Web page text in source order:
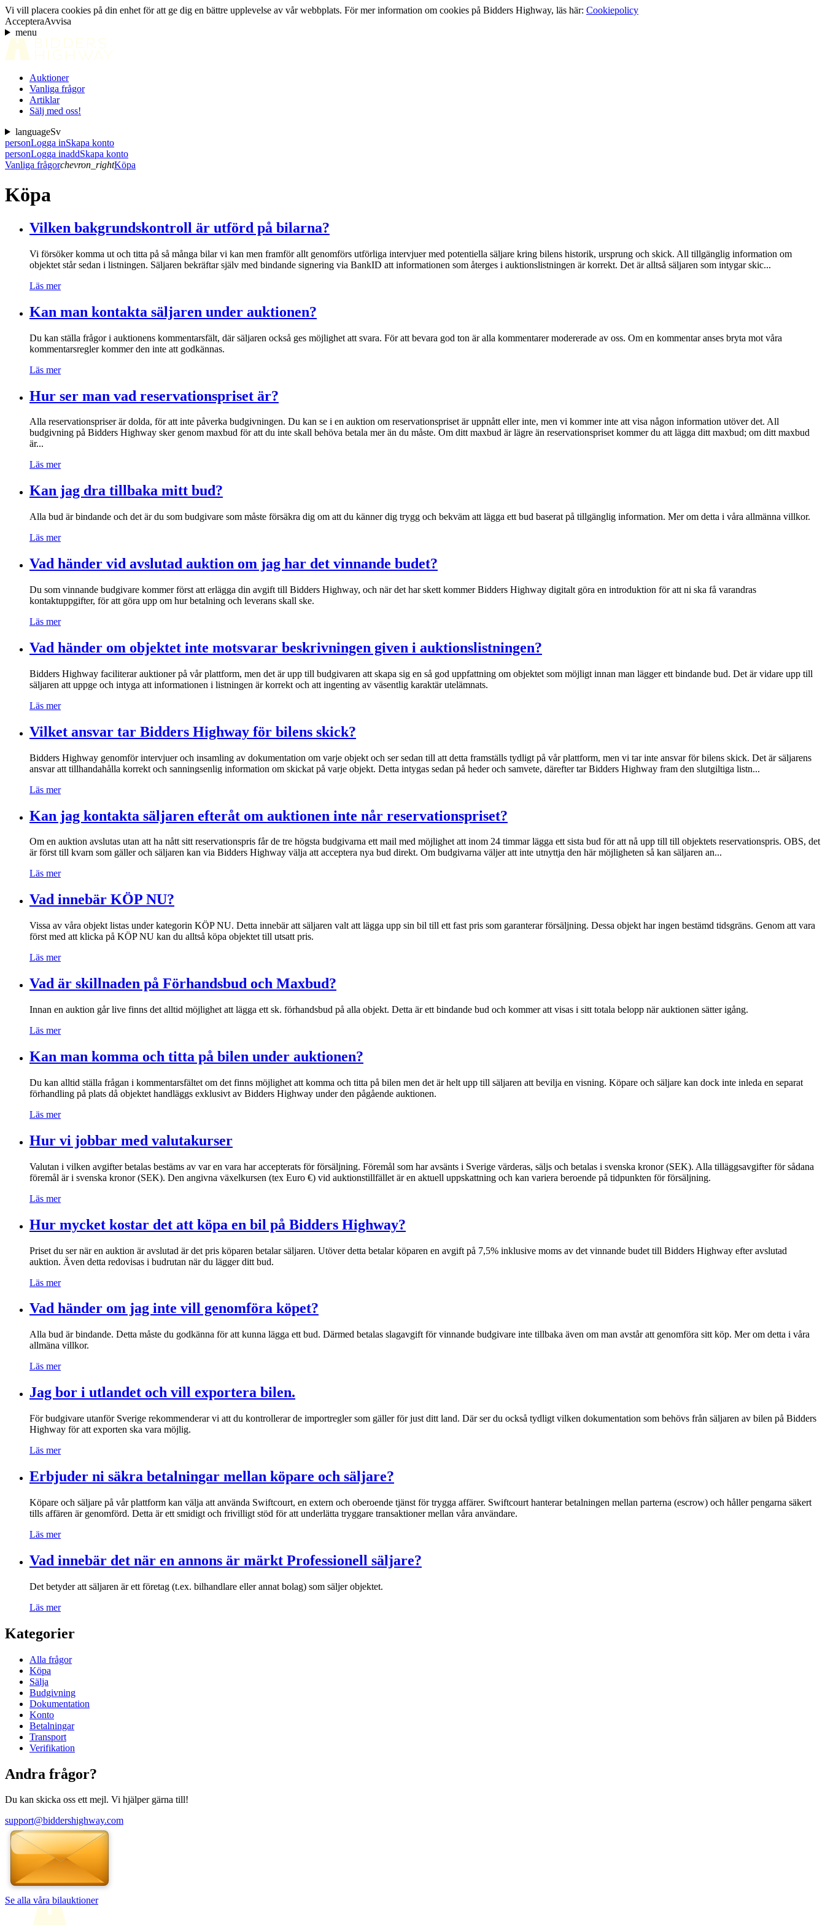
Vi vill placera cookies på din enhet för att ge dig en bättre upplevelse av vår webbplats. För mer information om cookies på Bidders Highway, läs här: Cookiepolicy
AccepteraAvvisa
menu
Auktioner
Vanliga frågor
Artiklar
Sälj med oss!
languageSv
personLogga inSkapa konto
personLogga inaddSkapa konto
Vanliga frågorchevron_rightKöpa
Köpa
Vilken bakgrundskontroll är utförd på bilarna?
Vi försöker komma ut och titta på så många bilar vi kan men framför allt genomförs utförliga intervjuer med potentiella säljare kring bilens historik, ursprung och skick. All tillgänglig information om
objektet står sedan i listningen. Säljaren bekräftar själv med bindande signering via BankID att informationen som återges i auktionslistningen är korrekt. Det är alltså säljaren som intygar skic...
Läs mer
Kan man kontakta säljaren under auktionen?
Du kan ställa frågor i auktionens kommentarsfält, där säljaren också ges möjlighet att svara. För att bevara god ton är alla kommentarer modererade av oss. Om en kommentar anses bryta mot våra
kommentarsregler kommer den inte att godkännas.
Läs mer
Hur ser man vad reservationspriset är?
Alla reservationspriser är dolda, för att inte påverka budgivningen. Du kan se i en auktion om reservationspriset är uppnått eller inte, men vi kommer inte att visa någon information utöver det. All
budgivning på Bidders Highway sker genom maxbud för att du inte skall behöva betala mer än du måste. Om ditt maxbud är lägre än reservationspriset kommer du att lägga ditt maxbud; om ditt maxbud
är...
Läs mer
Kan jag dra tillbaka mitt bud?
Alla bud är bindande och det är du som budgivare som måste försäkra dig om att du känner dig trygg och bekväm att lägga ett bud baserat på tillgänglig information. Mer om detta i våra allmänna villkor.
Läs mer
Vad händer vid avslutad auktion om jag har det vinnande budet?
Du som vinnande budgivare kommer först att erlägga din avgift till Bidders Highway, och när det har skett kommer Bidders Highway digitalt göra en introduktion för att ni ska få varandras
kontaktuppgifter, för att göra upp om hur betalning och leverans skall ske.
Läs mer
Vad händer om objektet inte motsvarar beskrivningen given i auktionslistningen?
Bidders Highway faciliterar auktioner på vår plattform, men det är upp till budgivaren att skapa sig en så god uppfattning om objektet som möjligt innan man lägger ett bindande bud. Det är vidare upp till
säljaren att uppge och intyga att informationen i listningen är korrekt och att ingenting av väsentlig karaktär utelämnats.
Läs mer
Vilket ansvar tar Bidders Highway för bilens skick?
Bidders Highway genomför intervjuer och insamling av dokumentation om varje objekt och ser sedan till att detta framställs tydligt på vår plattform, men vi tar inte ansvar för bilens skick. Det är säljarens
ansvar att tillhandahålla korrekt och sanningsenlig information om skickat på varje objekt. Detta intygas sedan på heder och samvete, därefter tar Bidders Highway fram den slutgiltiga listn...
Läs mer
Kan jag kontakta säljaren efteråt om auktionen inte når reservationspriset?
Om en auktion avslutas utan att ha nått sitt reservationspris får de tre högsta budgivarna ett mail med möjlighet att inom 24 timmar lägga ett sista bud för att nå upp till till objektets reservationspris. OBS, det
är först till kvarn som gäller och säljaren kan via Bidders Highway välja att acceptera nya bud direkt. Om budgivarna väljer att inte utnyttja den här möjligheten så kan säljaren an...
Läs mer
Vad innebär KÖP NU?
Vissa av våra objekt listas under kategorin KÖP NU. Detta innebär att säljaren valt att lägga upp sin bil till ett fast pris som garanterar försäljning. Dessa objekt har ingen bestämd tidsgräns. Genom att vara
först med att klicka på KÖP NU kan du alltså köpa objektet till utsatt pris.
Läs mer
Vad är skillnaden på Förhandsbud och Maxbud?
Innan en auktion går live finns det alltid möjlighet att lägga ett sk. förhandsbud på alla objekt. Detta är ett bindande bud och kommer att visas i sitt totala belopp när auktionen sätter igång.
Läs mer
Kan man komma och titta på bilen under auktionen?
Du kan alltid ställa frågan i kommentarsfältet om det finns möjlighet att komma och titta på bilen men det är helt upp till säljaren att bevilja en visning. Köpare och säljare kan dock inte inleda en separat
förhandling på plats då objektet handläggs exklusivt av Bidders Highway under den pågående auktionen.
Läs mer
Hur vi jobbar med valutakurser
Valutan i vilken avgifter betalas bestäms av var en vara har accepterats för försäljning. Föremål som har avsänts i Sverige värderas, säljs och betalas i svenska kronor (SEK). Alla tilläggsavgifter för sådana
föremål är i svenska kronor (SEK). Den angivna växelkursen (tex Euro €) vid auktionstillfället är en aktuell uppskattning och kan variera beroende på tidpunkten för försäljning.
Läs mer
Hur mycket kostar det att köpa en bil på Bidders Highway?
Priset du ser när en auktion är avslutad är det pris köparen betalar säljaren. Utöver detta betalar köparen en avgift på 7,5% inklusive moms av det vinnande budet till Bidders Highway efter avslutad
auktion. Även detta redovisas i budrutan när du lägger ditt bud.
Läs mer
Vad händer om jag inte vill genomföra köpet?
Alla bud är bindande. Detta måste du godkänna för att kunna lägga ett bud. Därmed betalas slagavgift för vinnande budgivare inte tillbaka även om man avstår att genomföra sitt köp. Mer om detta i våra
allmäna villkor.
Läs mer
Jag bor i utlandet och vill exportera bilen.
För budgivare utanför Sverige rekommenderar vi att du kontrollerar de importregler som gäller för just ditt land. Där ser du också tydligt vilken dokumentation som behövs från säljaren av bilen på Bidders
Highway för att exporten ska vara möjlig.
Läs mer
Erbjuder ni säkra betalningar mellan köpare och säljare?
Köpare och säljare på vår plattform kan välja att använda Swiftcourt, en extern och oberoende tjänst för trygga affärer. Swiftcourt hanterar betalningen mellan parterna (escrow) och håller pengarna säkert
tills affären är genomförd. Detta är ett smidigt och frivilligt stöd för att underlätta tryggare transaktioner mellan våra användare.
Läs mer
Vad innebär det när en annons är märkt Professionell säljare?
Det betyder att säljaren är ett företag (t.ex. bilhandlare eller annat bolag) som säljer objektet.
Läs mer
Kategorier
Alla frågor
Köpa
Sälja
Budgivning
Dokumentation
Konto
Betalningar
Transport
Verifikation
Andra frågor?
Du kan skicka oss ett mejl. Vi hjälper gärna till!
support@biddershighway.com
Se alla våra bilauktioner